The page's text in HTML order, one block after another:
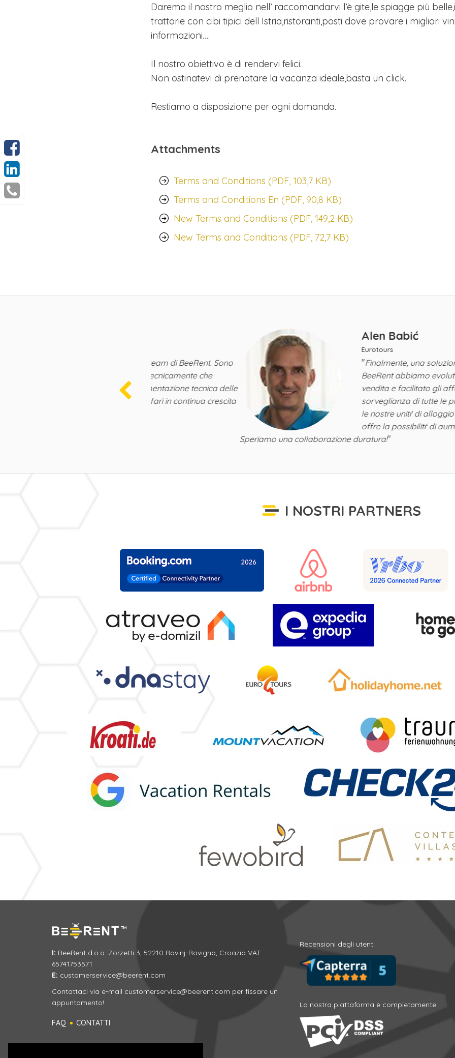
Daremo il nostro meglio nell’ raccomandarvi l’è gite,le spiagge più
trattorie con cibi tipici dell Istria,ristoranti,posti dove provare i migliori
informazioni….
Il nostro obiettivo è di rendervi felici.
Non ostinatevi di prenotare la vacanza ideale,basta un click.
Restiamo a disposizione per ogni domanda.
Attachments
Terms and Conditions (PDF, 103,7 KB)
Terms and Conditions En (PDF, 90,8 KB)
New Terms and Conditions (PDF, 149,2 KB)
New Terms and Conditions (PDF, 72,7 KB)
la loro implementazione tecnica delle
vedo l'ora di affari in continua crescita
Alen Babić
Eurotours
"Finalmente, una soluzione efficace a lungo
BeeRent abbiamo evoluto es estero le
vendita e facilitato gli affari nel segmento di
sorveglianza di tutte le prenotazioni. Ora
le nostre unitŕ di alloggio su tutti i canali online di
offre la possibilitŕ di aumento della vendita.
Speriamo una collaborazione duratura!"
I NOSTRI PARTNERS
I: BeeRent d.o.o. Zorzetti 3, 52210 Rovinj-Rovigno, Croazia VAT
65741753571
E: customerservice@beerent.com
Contattaci via e-mail customerservice@beerent.com per fissare un
appuntamento!
FAQ CONTATTI
Recensioni degli utenti
La nostra piattaforma è completamente